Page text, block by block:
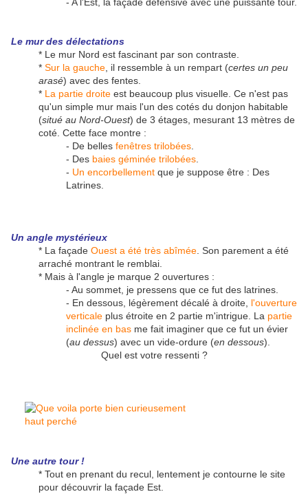
Le mur des délectations
* Le mur Nord est fascinant par son contraste.
* Sur la gauche , il ressemble à un rempart (certes un peu
arasé) avec des fentes.
* La partie droite est beaucoup plus visuelle. Ce n'est pas
qu'un simple mur mais l'un des cotés du donjon habitable
(situé au Nord-Ouest) de 3 étages, mesurant 13 mètres de
coté. Cette face montre :
- De belles fenêtres trilobées
- Des baies géminée trilobées
- Un encorbellement que je suppose être : Des
Latrines.
Un angle mystérieux
* La façade Ouest a été très abîmée . Son parement a été
arraché montrant le remblai.
* Mais à l'angle je marque 2 ouvertures :
- Au sommet, je pressens que ce fut des latrines.
- En dessous, légèrement décalé à droite, l'ouverture
verticale plus étroite en 2 partie m'intrigue. La partie
inclinée en bas me fait imaginer que ce fut un évier
(au dessus) avec un vide-ordure (en dessous).
Quel est votre ressenti ?
Une autre tour !
* Tout en prenant du recul, lentement je contourne le site
pour découvrir la façade Est.